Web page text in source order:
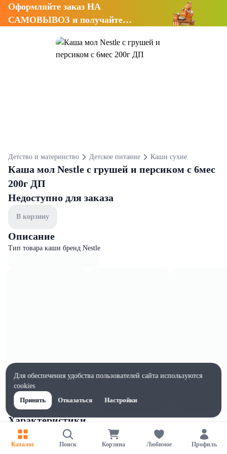
Оформляйте заказ НА
САМОВЫВОЗ и получайте
Детство и материнство Детское питание Каши сухие
Каша мол Nestle с грушей и персиком с 6мес
200г ДП
Недоступно для заказа
В корзину
Описание
Тип товара каши бренд Nestle
Характеристики
Ширина, мм
183
Каталог Поиск Корзина Любимое Профиль
Для обеспечения удобства пользователей сайта используются
cookies
Принять
Отказаться Настройки